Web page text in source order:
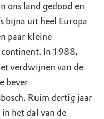
ons land gedood en
bijna uit heel Europa
paar kleine
In 1988,
verdwijnen van de
bever
Ruim dertig jaar
het dal van de